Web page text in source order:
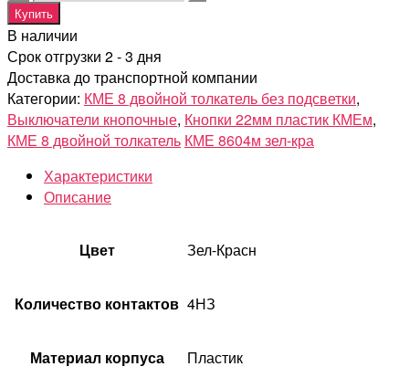
Купить
В наличии
Срок отгрузки 2 - 3 дня
Доставка до транспортной компании
Категории: КМЕ 8 двойной толкатель без подсветки,
Выключатели кнопочные, Кнопки 22мм пластик КМЕм,
КМЕ 8 двойной толкатель КМЕ 8604м зел-кра
Характеристики
Описание
Цвет Зел-Красн
Количество контактов 4НЗ
Материал корпуса Пластик